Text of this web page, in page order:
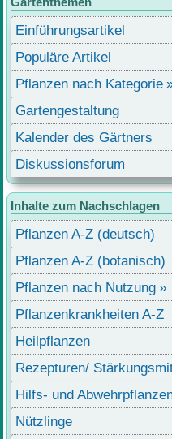
Einführungsartikel
Populäre Artikel
Pflanzen nach Kategorie
Gartengestaltung
Kalender des Gärtners
Diskussionsforum
Inhalte zum Nachschlagen
Pflanzen A-Z (deutsch)
Pflanzen A-Z (botanisch)
Pflanzen nach Nutzung
Pflanzenkrankheiten A-Z
Heilpflanzen
Rezepturen/
Hilfs- und
Nützlinge